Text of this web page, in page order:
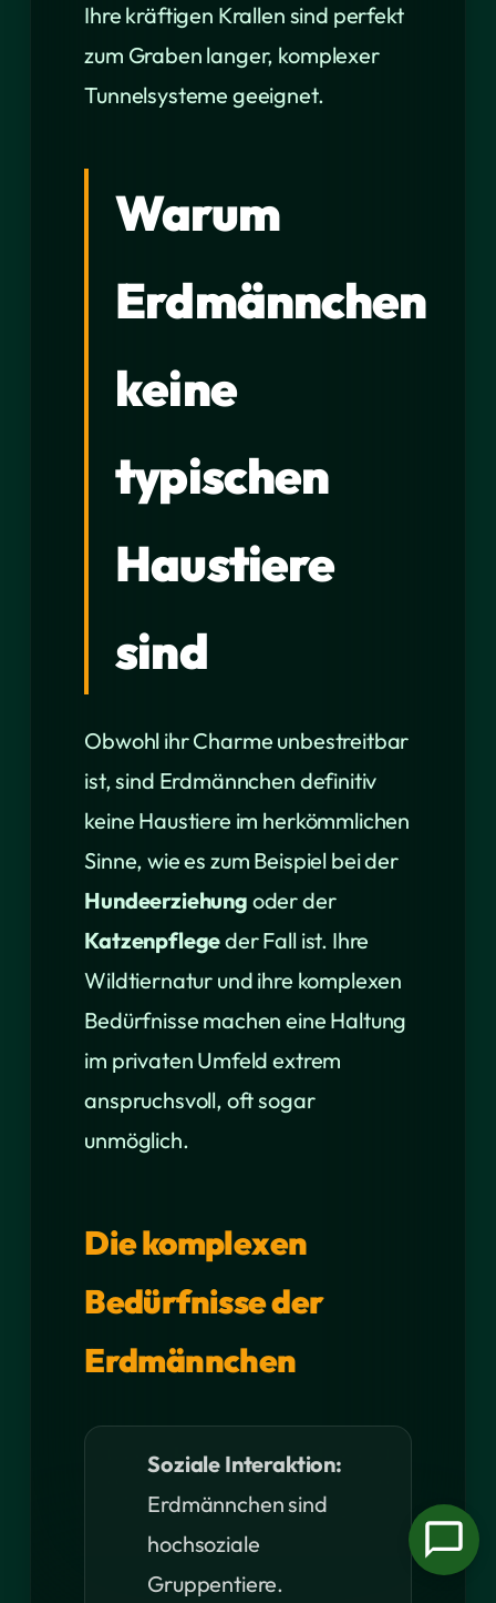
Ihre kräftigen Krallen sind perfekt
zum Graben langer, komplexer
Tunnelsysteme geeignet.
Warum
Erdmännchen
keine
typischen
Haustiere
sind
Obwohl ihr Charme unbestreitbar
ist, sind Erdmännchen definitiv
keine Haustiere im herkömmlichen
Sinne, wie es zum Beispiel bei der
Hundeerziehung oder der
Katzenpflegeder Fall ist. Ihre
Wildtiernatur und ihre komplexen
Bedürfnisse machen eine Haltung
im privaten Umfeld extrem
anspruchsvoll, oft sogar
unmöglich.
Die komplexen
Bedürfnisse der
Erdmännchen
Soziale Interaktion:
Erdmännchen sind
hochsoziale
Gruppentiere.